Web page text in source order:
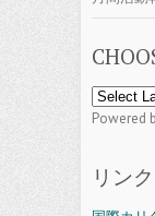
Powered
リンク